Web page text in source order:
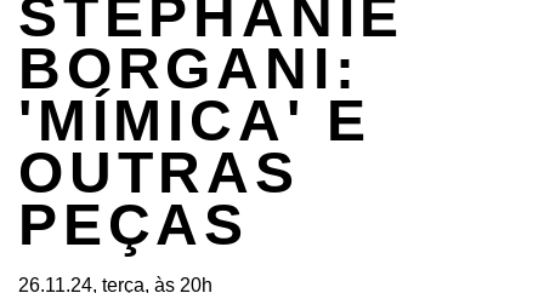
STEPHANIE
BORGANI:
'MÍMICA' E
OUTRAS
PEÇAS
26.11.24, terça, às 20h